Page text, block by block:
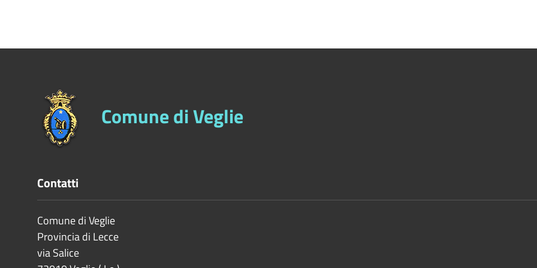
Comune di Veglie
Contatti
Comune di Veglie
Provincia di Lecce
via Salice